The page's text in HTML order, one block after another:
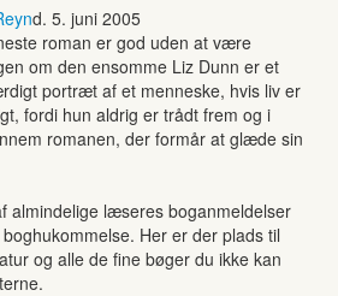
d. 5. juni 2005
roman er god uden at være
om den ensomme Liz Dunn er et
portræt af et menneske, hvis liv er
fordi hun aldrig er trådt frem og i
romanen, der formår at glæde sin
almindelige læseres boganmeldelser
Her er der plads til
og alle de fine bøger du ikke kan